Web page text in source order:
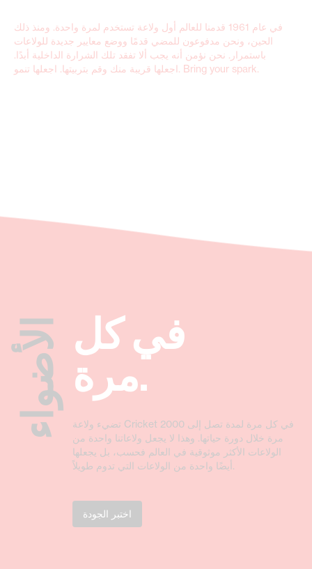
في عام 1961 قدمنا للعالم أول ولاعة تستخدم لمرة واحدة. ومنذ ذلك
الحين، ونحن مدفوعون للمضي قدمًا ووضع معايير جديدة للولاعات
باستمرار. نحن نؤمن أنه يجب ألا تفقد تلك الشرارة الداخلية أبدًا.
اجعلها قريبة منك وقم بتربيتها. اجعلها تنمو. Bring your spark.
الأضواء في كل
مرة.
تضيء ولاعة Cricket في كل مرة لمدة تصل إلى 2000
مرة خلال دورة حياتها. وهذا لا يجعل ولاعاتنا واحدة من
الولاعات الأكثر موثوقية في العالم فحسب، بل يجعلها
أيضًا واحدة من الولاعات التي تدوم طويلاً.
اختبر الجودة